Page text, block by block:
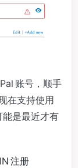
账号，顺手
在支持使用
能是最近才有
注册